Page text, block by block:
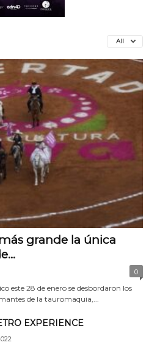
All
grande la única
0
este 28 de enero se desbordaron los
de la tauromaquia,...
EXPERIENCE